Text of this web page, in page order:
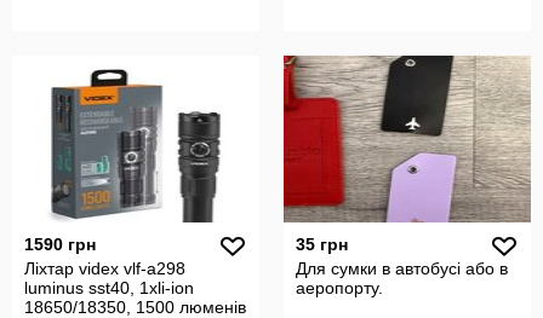
1590 грн
Ліхтар videx vlf-a298
luminus sst40, 1xli-ion
18650/18350, 1500 люменів
35 грн
Для сумки в автобусі або в
аеропорту.